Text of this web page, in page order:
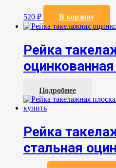
520 ₽ В корзину
Рейка
Подробнее
Рейка
стальная